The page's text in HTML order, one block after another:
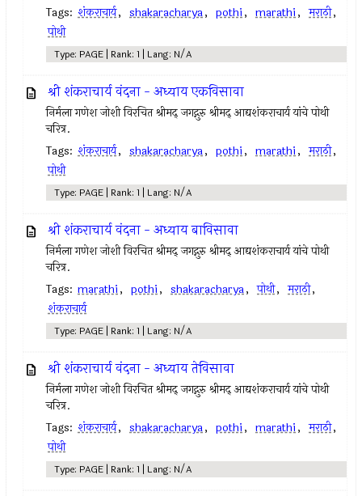
Tags: शंकराचार्य, shakaracharya, pothi, marathi, मराठी,
पोथी
Type: PAGE | Rank: 1 | Lang: N/A
श्री शंकराचार्य वंदना - अध्याय एकविसावा
निर्मला गणेश जोशी विरचित श्रीमद् जगद्गुरु श्रीमद् आद्यशंकराचार्य यांचे पोथी
चरित्र.
Tags: शंकराचार्य, shakaracharya, pothi, marathi, मराठी,
पोथी
Type: PAGE | Rank: 1 | Lang: N/A
श्री शंकराचार्य वंदना - अध्याय बाविसावा
निर्मला गणेश जोशी विरचित श्रीमद् जगद्गुरु श्रीमद् आद्यशंकराचार्य यांचे पोथी
चरित्र.
Tags: marathi, pothi, shakaracharya, पोथी, मराठी,
शंकराचार्य
Type: PAGE | Rank: 1 | Lang: N/A
श्री शंकराचार्य वंदना - अध्याय तेविसावा
निर्मला गणेश जोशी विरचित श्रीमद् जगद्गुरु श्रीमद् आद्यशंकराचार्य यांचे पोथी
चरित्र.
Tags: शंकराचार्य, shakaracharya, pothi, marathi, मराठी,
पोथी
Type: PAGE | Rank: 1 | Lang: N/A